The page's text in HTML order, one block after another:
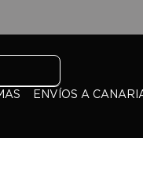
ENVÍOS A